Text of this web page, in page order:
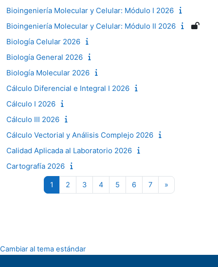
Bioingeniería Molecular y Celular: Módulo I 2026
Bioingeniería Molecular y Celular: Módulo II 2026
Biología Celular 2026
Biología General 2026
Biología Molecular 2026
Cálculo Diferencial e Integral I 2026
Cálculo I 2026
Cálculo III 2026
Cálculo Vectorial y Análisis Complejo 2026
Calidad Aplicada al Laboratorio 2026
Cartografía 2026
1 Página 1
2Página 2
3Página 3
4Página 4
5Página 5
6Página 6
7Página 7
»Siguiente
Cambiar al tema estándar